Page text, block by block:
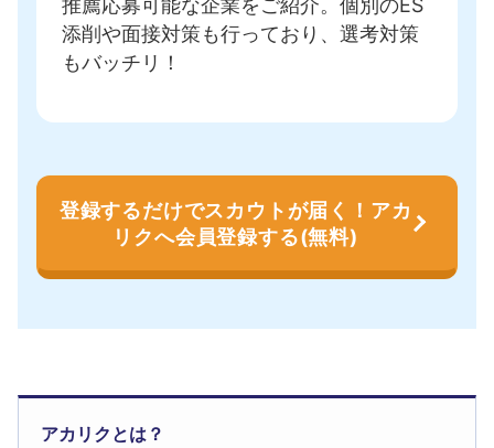
添削や面接対策も行っており、選考対策
もバッチリ！
登録するだけでスカウトが届く！アカ
リクへ会員登録する(無料)
アカリクとは？